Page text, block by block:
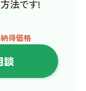
法です!
得価格
談